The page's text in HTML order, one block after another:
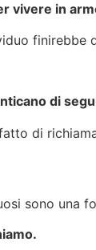
vivere in
di
di
sono una